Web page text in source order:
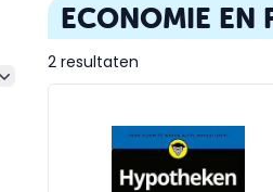
filter button
ECONOMIE EN
2 resultaten